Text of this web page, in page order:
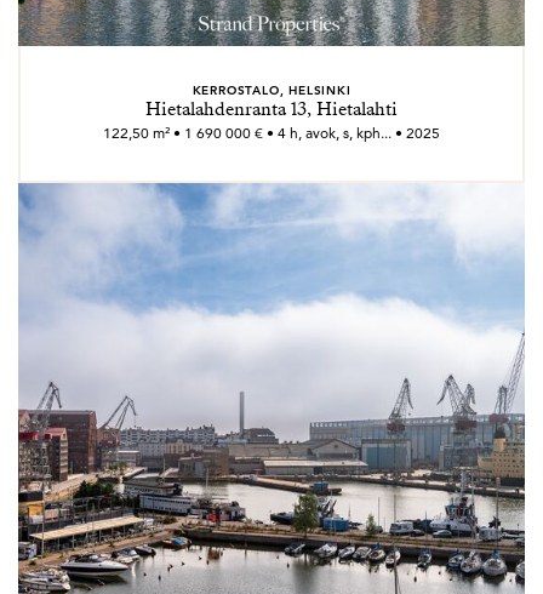
KERROSTALO, HELSINKI
Hietalahdenranta 13, Hietalahti
122,50 m² • 1 690 000 € • 4 h, avok, s, kph... • 2025